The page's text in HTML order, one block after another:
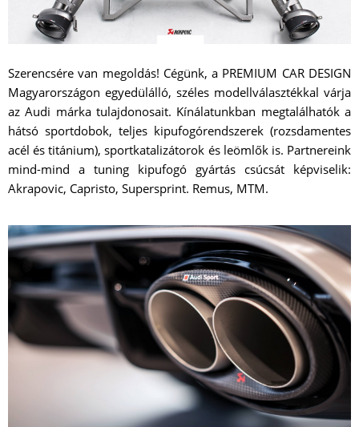
Szerencsére van megoldás! Cégünk, a PREMIUM CAR DESIGN
Magyarországon egyedülálló, széles modellválasztékkal várja
az Audi márka tulajdonosait. Kínálatunkban megtalálhatók a
hátsó sportdobok, teljes kipufogórendszerek (rozsdamentes
acél és titánium), sportkatalizátorok és leömlők is. Partnereink
mind-mind a tuning kipufogó gyártás csúcsát képviselik:
Akrapovic, Capristo, Supersprint. Remus, MTM.